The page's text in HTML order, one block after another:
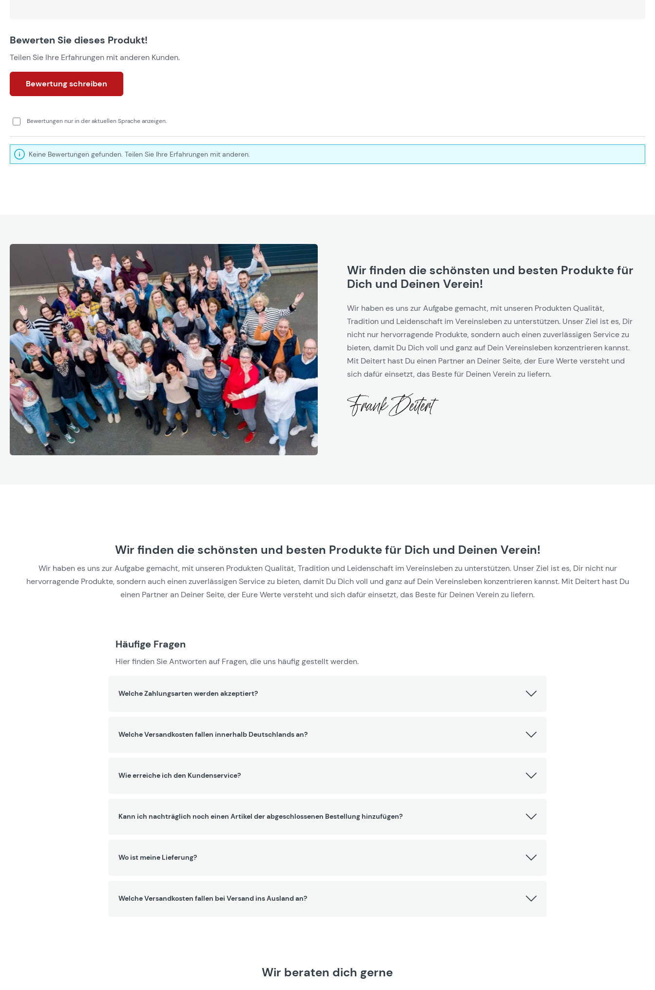
Bewerten Sie dieses Produkt!
Teilen Sie Ihre Erfahrungen mit anderen Kunden.
Bewertung schreiben
Bewertungen nur in der aktuellen Sprache anzeigen.
Keine Bewertungen gefunden. Teilen Sie Ihre Erfahrungen mit anderen.
Wir finden die schönsten und besten Produkte für
Dich und Deinen Verein!
Wir haben es uns zur Aufgabe gemacht, mit unseren Produkten Qualität,
Tradition und Leidenschaft im Vereinsleben zu unterstützen. Unser Ziel ist es, Dir
nicht nur hervorragende Produkte, sondern auch einen zuverlässigen Service zu
bieten, damit Du Dich voll und ganz auf Dein Vereinsleben konzentrieren kannst.
Mit Deitert hast Du einen Partner an Deiner Seite, der Eure Werte versteht und
sich dafür einsetzt, das Beste für Deinen Verein zu liefern.
Wir finden die schönsten und besten Produkte für Dich und Deinen Verein!
Wir haben es uns zur Aufgabe gemacht, mit unseren Produkten Qualität, Tradition und Leidenschaft im Vereinsleben zu unterstützen. Unser Ziel ist es, Dir nicht nur
hervorragende Produkte, sondern auch einen zuverlässigen Service zu bieten, damit Du Dich voll und ganz auf Dein Vereinsleben konzentrieren kannst. Mit Deitert hast Du
einen Partner an Deiner Seite, der Eure Werte versteht und sich dafür einsetzt, das Beste für Deinen Verein zu liefern.
Häufige Fragen
Hier finden Sie Antworten auf Fragen, die uns häufig gestellt werden.
Welche Zahlungsarten werden akzeptiert?
Welche Versandkosten fallen innerhalb Deutschlands an?
Wie erreiche ich den Kundenservice?
Kann ich nachträglich noch einen Artikel der abgeschlossenen Bestellung hinzufügen?
Wo ist meine Lieferung?
Welche Versandkosten fallen bei Versand ins Ausland an?
Wir beraten dich gerne